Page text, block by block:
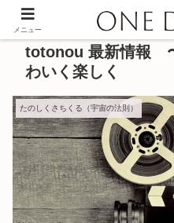
totonou 最新情報
わいく楽しく
たのしくさちくる（宇宙の法則）
メニュー